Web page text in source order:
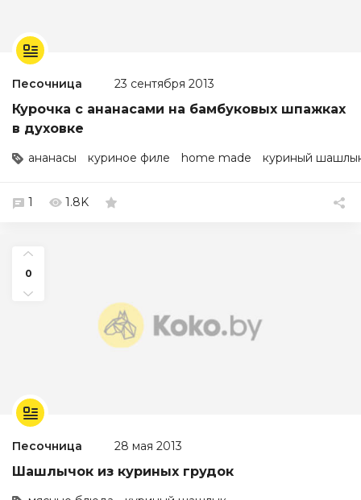
Песочница 23 сентября 2013
Курочка с ананасами на бамбуковых шпажках
в духовке
ананасы куриное филе home made куриный
1 1.8K
0
Песочница 28 мая 2013
Шашлычок из куриных грудок